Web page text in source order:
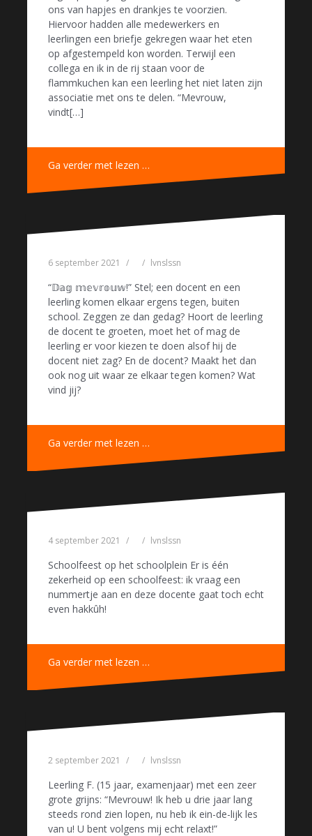
ons van hapjes en drankjes te voorzien.
Hiervoor hadden alle medewerkers en
leerlingen een briefje gekregen waar het eten
op afgestempeld kon worden. Terwijl een
collega en ik in de rij staan voor de
flammkuchen kan een leerling het niet laten zijn
associatie met ons te delen. “Mevrouw,
vindt[…]
Ga verder met lezen …
6 september 2021 lvnslssn
“𝔻𝕒𝕘 𝕞𝕖𝕧𝕣𝕠𝕦𝕨!” Stel; een docent en een
leerling komen elkaar ergens tegen, buiten
school. Zeggen ze dan gedag? Hoort de leerling
de docent te groeten, moet het of mag de
leerling er voor kiezen te doen alsof hij de
docent niet zag? En de docent? Maakt het dan
ook nog uit waar ze elkaar tegen komen? Wat
vind jij?
Ga verder met lezen …
4 september 2021 lvnslssn
Schoolfeest op het schoolplein Er is één
zekerheid op een schoolfeest: ik vraag een
nummertje aan en deze docente gaat toch echt
even hakkûh!
Ga verder met lezen …
2 september 2021 lvnslssn
Leerling F. (15 jaar, examenjaar) met een zeer
grote grijns: “Mevrouw! Ik heb u drie jaar lang
steeds rond zien lopen, nu heb ik ein-de-lijk les
van u! U bent volgens mij echt relaxt!”